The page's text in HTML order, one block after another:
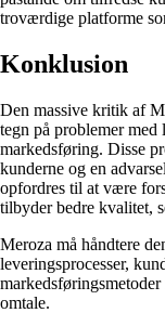
troværdige platforme
Konklusion
Den massive kritik af
tegn på problemer
markedsføring. Disse
kunderne og en
opfordres til at være
tilbyder bedre kvalitet,
Meroza må håndtere
leveringsprocesser,
omtale.